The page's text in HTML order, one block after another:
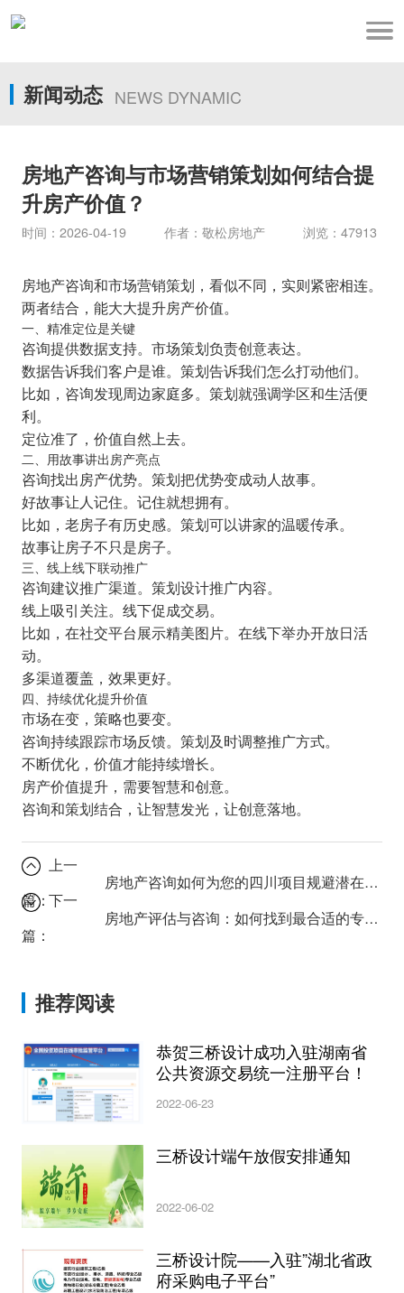
新闻动态 NEWS DYNAMIC
房地产咨询与市场营销策划如何结合提
升房产价值？
时间：2026-04-19 作者：敬松房地产 浏览：47913
房地产咨询和市场营销策划，看似不同，实则紧密相连。
两者结合，能大大提升房产价值。
一、精准定位是关键
咨询提供数据支持。市场策划负责创意表达。
数据告诉我们客户是谁。策划告诉我们怎么打动他们。
比如，咨询发现周边家庭多。策划就强调学区和生活便
利。
定位准了，价值自然上去。
二、用故事讲出房产亮点
咨询找出房产优势。策划把优势变成动人故事。
好故事让人记住。记住就想拥有。
比如，老房子有历史感。策划可以讲家的温暖传承。
故事让房子不只是房子。
三、线上线下联动推广
咨询建议推广渠道。策划设计推广内容。
线上吸引关注。线下促成交易。
比如，在社交平台展示精美图片。在线下举办开放日活
动。
多渠道覆盖，效果更好。
四、持续优化提升价值
市场在变，策略也要变。
咨询持续跟踪市场反馈。策划及时调整推广方式。
不断优化，价值才能持续增长。
房产价值提升，需要智慧和创意。
咨询和策划结合，让智慧发光，让创意落地。
上一
篇：
房地产咨询如何为您的四川项目规避潜在风险？
下一
篇：
房地产评估与咨询：如何找到最合适的专业服务？
推荐阅读
恭贺三桥设计成功入驻湖南省
公共资源交易统一注册平台！
2022-06-23
三桥设计端午放假安排通知
2022-06-02
三桥设计院——入驻”湖北省政
府采购电子平台”